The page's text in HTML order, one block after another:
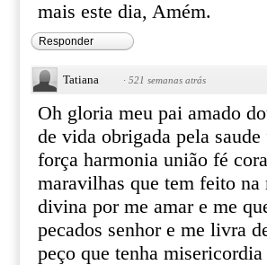
mais este dia, Amém.
Responder
Tatiana · 521 semanas atrás
Oh gloria meu pai amado
de vida obrigada pela
força harmonia união fé
maravilhas que tem feito
divina por me amar e me
pecados senhor e me livra
peço que tenha